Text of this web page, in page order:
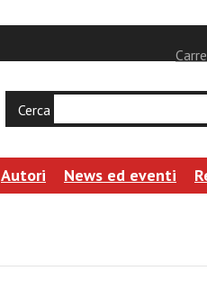
Cerca
Autori News ed eventi